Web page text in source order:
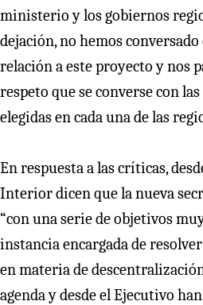
ministerio y los gobiernos
dejación, no hemos
relación a este proyecto y nos
respeto que se converse con
elegidas en cada una de las
En respuesta a las críticas,
Interior dicen que la nueva
“con una serie de objetivos
instancia encargada de
en materia de
agenda y desde el Ejecutivo